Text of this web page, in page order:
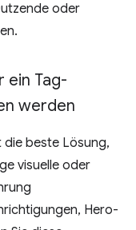
oder
ein Tag-
werden
die beste Lösung,
visuelle oder
Hero-